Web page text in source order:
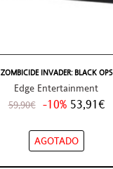
ZOMBICIDE INVADER: BLACK OPS
Edge Entertainment
59,90€ -10% 53,91€
AGOTADO